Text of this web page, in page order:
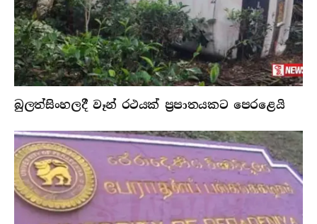
බුලත්සිංහලදී වෑන් රථයක් ප්‍රපාතයකට පෙරළෙයි